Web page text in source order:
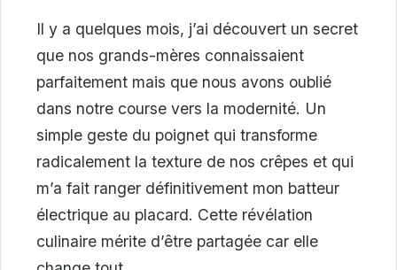
Il y a quelques mois, j’ai découvert un secret
que nos grands-mères connaissaient
parfaitement mais que nous avons oublié
dans notre course vers la modernité. Un
simple geste du poignet qui transforme
radicalement la texture de nos crêpes et qui
m’a fait ranger définitivement mon batteur
électrique au placard. Cette révélation
culinaire mérite d’être partagée car elle